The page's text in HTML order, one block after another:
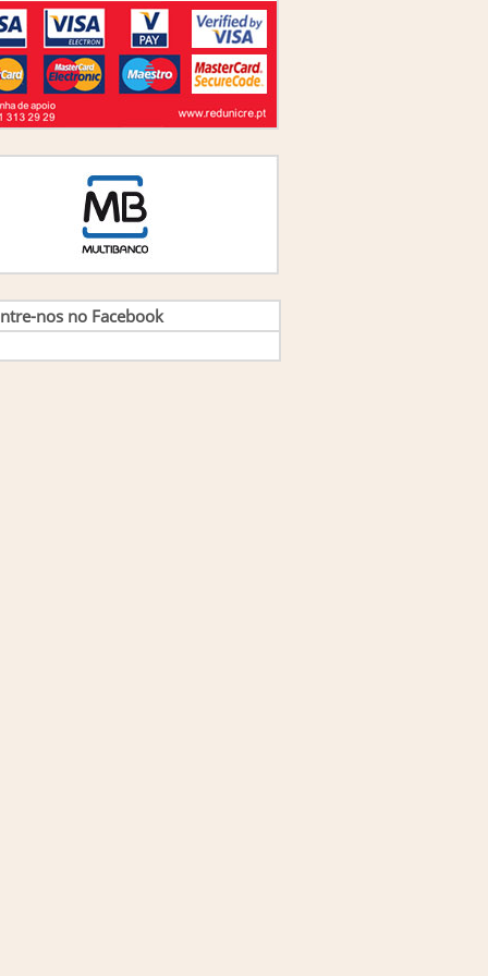
Lisboa, Arnaldo Coelho, Filipe Coelho e
(1)
M. Picado Horta(1)
M. S. Carvalho(4)
Manuel Lopes Gomes e Jorge Manuel
Pires(1)
Verissimo Lisboa e Carlos Ferreira Gomes(1)
Fernando Cunha Guimaraes(1)
Sá, Magda Pereira, Marcia Serra
Vasconcellos e Sá e Magda Pereira
Vasconcellos Sá,Magda Pereira,Fátima
Borges(1)
Vasconcelos e Sá(3)
António Afonseca e Gilberto Santos(1)
Carlos de Jesus Pedro(1)
Dantas(1)
Rui Nunes de Almeida(1)
nos no Facebook